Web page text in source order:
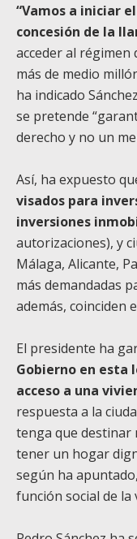
“Vamos a iniciar
concesión de la
acceder al régimen
más de medio
ha indicado
se pretende
derecho y no un
Así, ha expuesto
visados para
inversiones
autorizaciones), y
Málaga, Alicante,
más demandadas
además, coinciden
El presidente ha
Gobierno en
acceso a una
respuesta a la
tenga que destinar
tener un hogar
según ha
función social de la